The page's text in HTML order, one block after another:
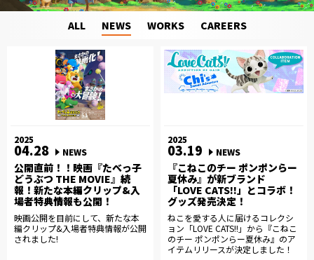
ALL NEWS WORKS CAREERS
2025
04.28 NEWS
公開直前！！映画『たべっ子
どうぶつ THE MOVIE』続
報！新たな本編クリップ&入
場者特典情報も公開！
映画公開を目前にして、新たな本
編クリップ&入場者特典情報が公開
されました!
2025
03.19 NEWS
『こねこのチー ポンポンらー
夏休み』が新ブランド
「LOVE CATS!!」とコラボ！
グッズ発売決定！
ねこを愛する人に届けるコレクシ
ョン「LOVE CATS!!」から『こねこ
のチー ポンポンらー夏休み』のア
イテムリリースが決定しました！